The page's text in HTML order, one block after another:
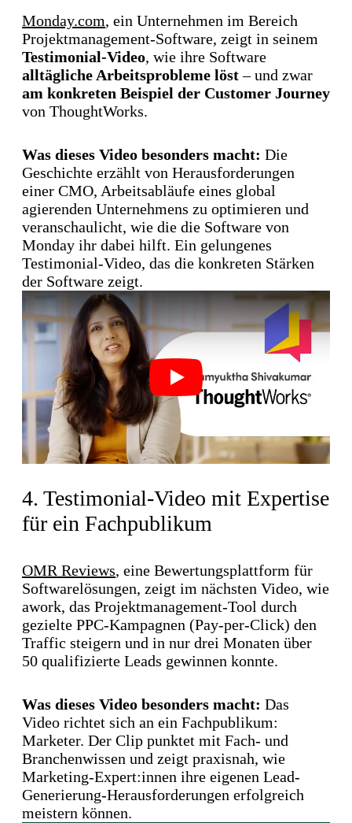
Monday.com, ein Unternehmen im Bereich
Projektmanagement-Software, zeigt in seinem
Testimonial-Video, wie ihre Software
alltägliche Arbeitsprobleme löst– und zwar
am konkreten Beispiel der Customer Journey
von ThoughtWorks.
Was dieses Video besonders macht: Die
Geschichte erzählt von Herausforderungen
einer CMO, Arbeitsabläufe eines global
agierenden Unternehmens zu optimieren und
veranschaulicht, wie die die Software von
Monday ihr dabei hilft. Ein gelungenes
Testimonial-Video, das die konkreten Stärken
der Software zeigt.
Play
4. Testimonial-Video mit Expertise
für ein Fachpublikum
OMR Reviews, eine Bewertungsplattform für
Softwarelösungen, zeigt im nächsten Video, wie
awork, das Projektmanagement-Tool durch
gezielte PPC-Kampagnen (Pay-per-Click) den
Traffic steigern und in nur drei Monaten über
50 qualifizierte Leads gewinnen konnte.
Was dieses Video besonders macht: Das
Video richtet sich an ein Fachpublikum:
Marketer. Der Clip punktet mit Fach- und
Branchenwissen und zeigt praxisnah, wie
Marketing-Expert:innen ihre eigenen Lead-
Generierung-Herausforderungen erfolgreich
meistern können.